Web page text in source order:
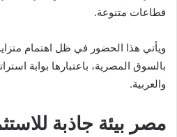
قطاعات متنوعة.
ويأتي هذا الحضور في ظل اهتمام
بالسوق المصرية، باعتبارها بوابة
والعربية.
مصر بيئة جاذبة